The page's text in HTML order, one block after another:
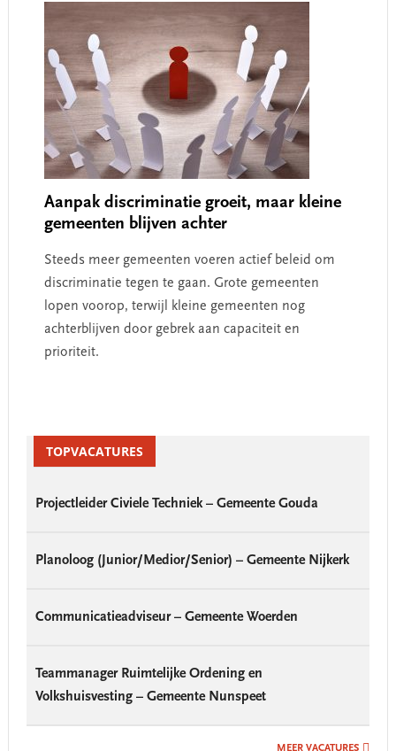
Aanpak discriminatie groeit, maar kleine
gemeenten blijven achter
Steeds meer gemeenten voeren actief beleid om
discriminatie tegen te gaan. Grote gemeenten
lopen voorop, terwijl kleine gemeenten nog
achterblijven door gebrek aan capaciteit en
prioriteit.
SidebarTOPVACATURES
Projectleider Civiele Techniek – Gemeente Gouda
Planoloog (Junior/Medior/Senior) – Gemeente Nijkerk
Communicatieadviseur – Gemeente Woerden
Teammanager Ruimtelijke Ordening en
Volkshuisvesting – Gemeente Nunspeet
MEER VACATURES